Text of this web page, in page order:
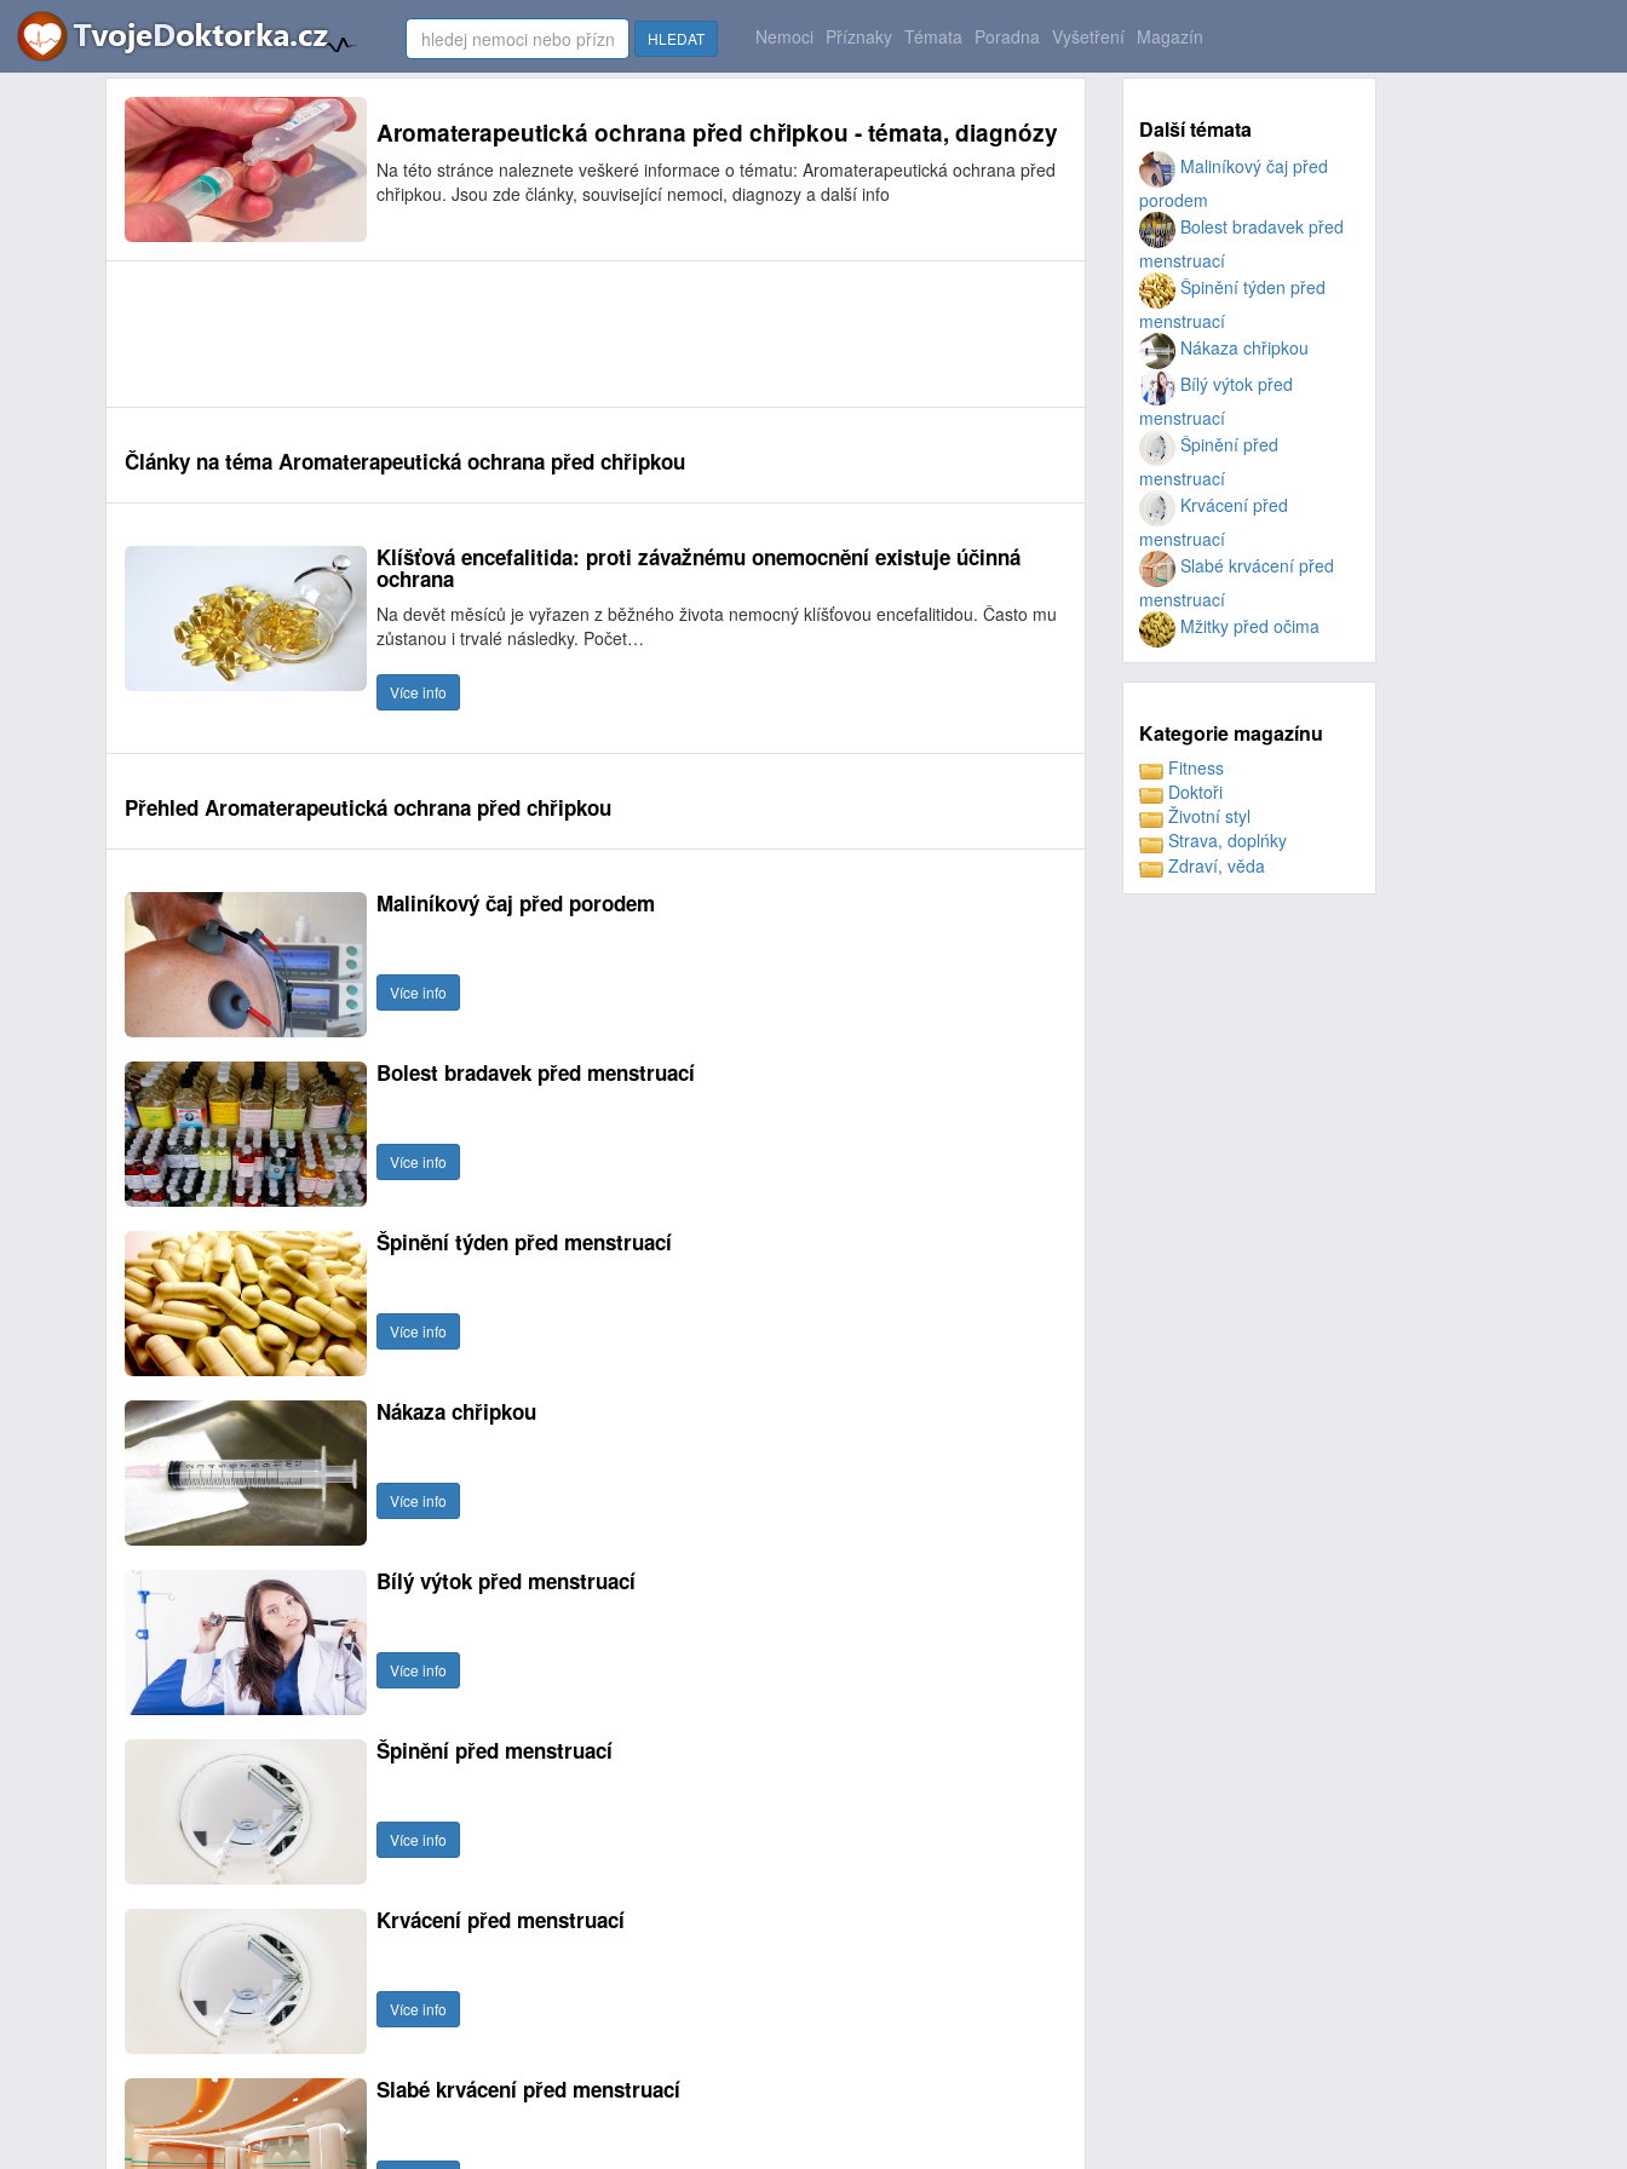
HLEDAT Nemoci Příznaky Témata Poradna Vyšetření Magazín
Aromaterapeutická ochrana před chřipkou - témata, diagnózy
Na této stránce naleznete veškeré informace o tématu: Aromaterapeutická ochrana před
chřipkou. Jsou zde články, související nemoci, diagnozy a další info
Články na téma Aromaterapeutická ochrana před chřipkou
Klíšťová encefalitida: proti závažnému onemocnění existuje účinná
ochrana
Na devět měsíců je vyřazen z běžného života nemocný klíšťovou encefalitidou. Často mu
zůstanou i trvalé následky. Počet…
Více info
Přehled Aromaterapeutická ochrana před chřipkou
Maliníkový čaj před porodem
Více info
Bolest bradavek před menstruací
Více info
Špinění týden před menstruací
Více info
Nákaza chřipkou
Více info
Bílý výtok před menstruací
Více info
Špinění před menstruací
Více info
Krvácení před menstruací
Více info
Slabé krvácení před menstruací
Další témata
Maliníkový čaj před
porodem
Bolest bradavek před
menstruací
Špinění týden před
menstruací
Nákaza chřipkou
Bílý výtok před
menstruací
Špinění před
menstruací
Krvácení před
menstruací
Slabé krvácení před
menstruací
Mžitky před očima
Kategorie magazínu
Fitness
Doktoři
Životní styl
Strava, doplńky
Zdraví, věda